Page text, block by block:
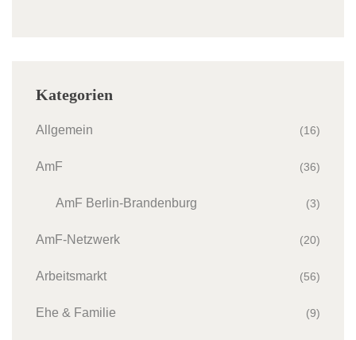
Kategorien
Allgemein (16)
AmF (36)
AmF Berlin-Brandenburg (3)
AmF-Netzwerk (20)
Arbeitsmarkt (56)
Ehe & Familie (9)